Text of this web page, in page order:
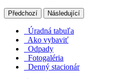
Předchozí Následující
Úradná tabuľa
Ako vybaviť
Odpady
Fotogaléria
Denný stacionár